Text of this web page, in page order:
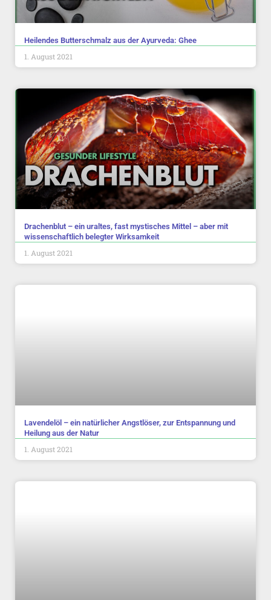
Heilendes Butterschmalz aus der Ayurveda: Ghee
1. August 2021
Drachenblut – ein uraltes, fast mystisches Mittel – aber mit
wissenschaftlich belegter Wirksamkeit
1. August 2021
Lavendelöl – ein natürlicher Angstlöser, zur Entspannung und
Heilung aus der Natur
1. August 2021